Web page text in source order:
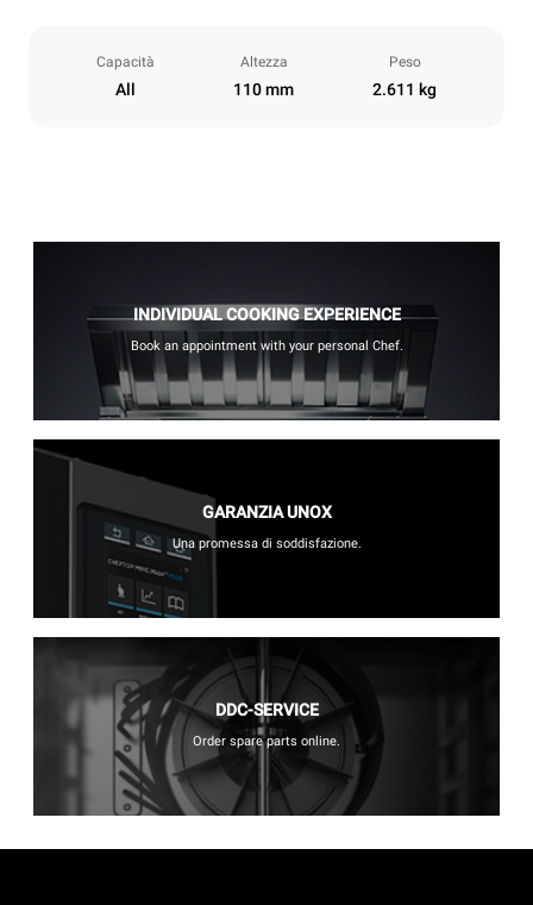
Capacità
All
Altezza
110 mm
Peso
2.611 kg
INDIVIDUAL COOKING EXPERIENCE
Book an appointment with your personal Chef.
GARANZIA UNOX
Una promessa di soddisfazione.
DDC-SERVICE
Order spare parts online.